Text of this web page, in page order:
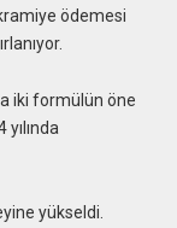
ödemesi
iki formülün öne
yükseldi.